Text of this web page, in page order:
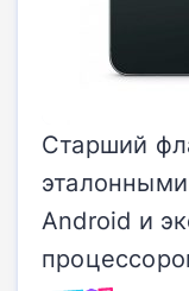
Старший
Android и